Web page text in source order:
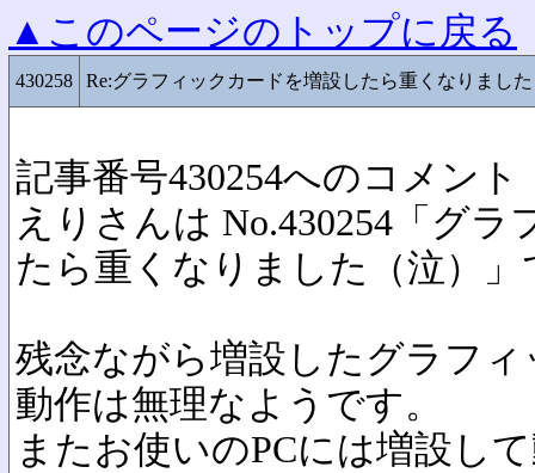
▲このページのトップに戻る
430258 Re:グラフィックカードを増設したら重くなりまし
記事番号430254へのコメント
えりさんは No.430254「グ
たら重くなりました（泣）
残念ながら増設したグラフ
動作は無理なようです。
またお使いのPCには増設し